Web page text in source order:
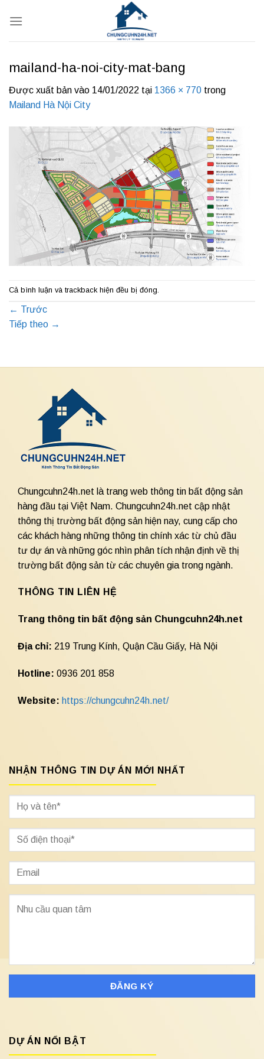
qua
mailand-ha-noi-city-mat-bang
Được xuất bản vào 14/01/2022 tại 1366 × 770 trong
Mailand Hà Nội City
Cả bình luận và trackback hiện đều bị đóng.
← Trước
Tiếp theo →
Chungcuhn24h.net là trang web thông tin bất động sản
hàng đầu tại Việt Nam. Chungcuhn24h.net cập nhật
thông thị trường bất động sản hiện nay, cung cấp cho
các khách hàng những thông tin chính xác từ chủ đầu
tư dự án và những góc nhìn phân tích nhận định về thị
trường bất động sản từ các chuyên gia trong ngành.
THÔNG TIN LIÊN HỆ
Trang thông tin bất động sản Chungcuhn24h.net
Địa chỉ: 219 Trung Kính, Quận Cầu Giấy, Hà Nội
Hotline: 0936 201 858
Website: https://chungcuhn24h.net/
NHẬN THÔNG TIN DỰ ÁN MỚI NHẤT
DỰ ÁN NỔI BẬT